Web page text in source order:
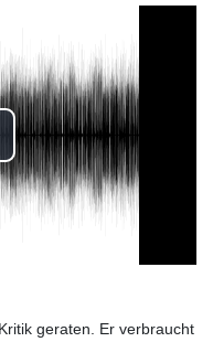
geraten. Er verbraucht